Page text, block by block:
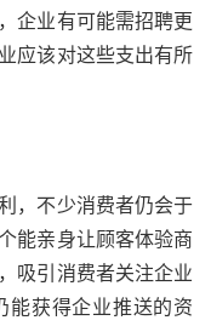
企业有可能需招聘更
应该对这些支出有所
，不少消费者仍会于
能亲身让顾客体验商
吸引消费者关注企业
能获得企业推送的资